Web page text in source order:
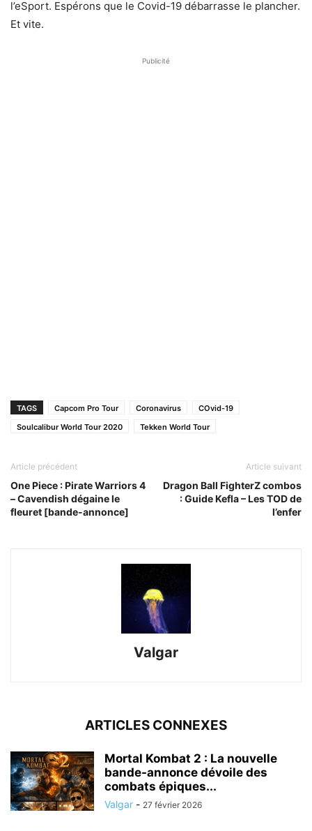
l’eSport. Espérons que le Covid-19 débarrasse le plancher.
Et vite.
Publicité
TAGS Capcom Pro Tour Coronavirus
COvid-19
Soulcalibur World Tour 2020
Tekken World Tour
Article précédent
One Piece : Pirate Warriors 4
– Cavendish dégaine le
fleuret [bande-annonce]
Article suivant
Dragon Ball FighterZ combos
: Guide Kefla – Les TOD de
l’enfer
Valgar
ARTICLES CONNEXES
Mortal Kombat 2 : La nouvelle
bande-annonce dévoile des
combats épiques...
Valgar - 27 février 2026